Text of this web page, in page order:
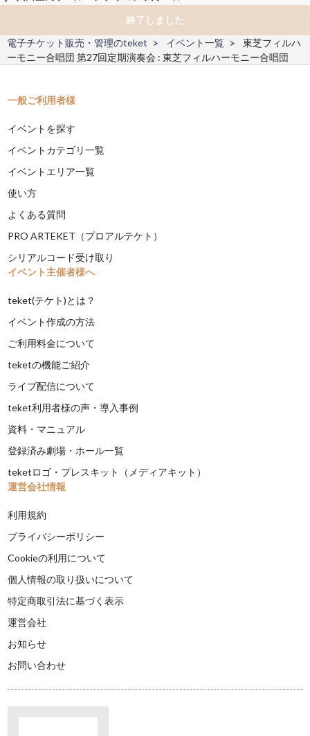
終了しました
電子チケット販売・管理のteket
イベント一覧
東芝フィルハ
ーモニー合唱団 第27回定期演奏会 : 東芝フィルハーモニー合唱団
一般ご利用者様
イベントを探す
イベントカテゴリ一覧
イベントエリア一覧
使い方
よくある質問
PRO ARTEKET（プロアルテケト）
シリアルコード受け取り
イベント主催者様へ
teket(テケト)とは？
イベント作成の方法
ご利用料金について
teketの機能ご紹介
ライブ配信について
teket利用者様の声・導入事例
資料・マニュアル
登録済み劇場・ホール一覧
teketロゴ・プレスキット（メディアキット）
運営会社情報
利用規約
プライバシーポリシー
Cookieの利用について
個人情報の取り扱いについて
特定商取引法に基づく表示
運営会社
お知らせ
お問い合わせ